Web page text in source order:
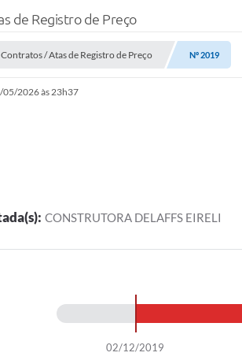
de Registro de Preço
Contratos / Atas de Registro de Preço Nº 2019
05/2026 às 23h37
CONSTRUTORA DELAFFS EIRELI
02/12/2019